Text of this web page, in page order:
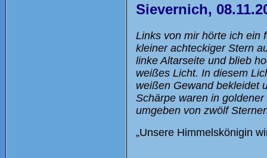
Sievernich,
Links von mir hörte ich ein
kleiner achteckiger Stern
linke Altarseite und blieb
weißes Licht. In diesem
weißen Gewand bekleidet
Schärpe waren in
umgeben von zwölf
„Unsere Himmelskönigin